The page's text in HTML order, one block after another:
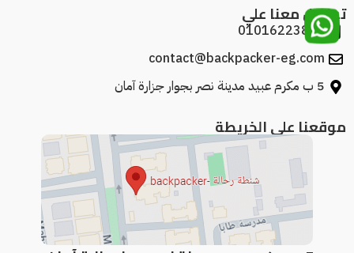
تواصل معنا علي
01016223886
contact@backpacker-eg.com
5 ب مكرم عبيد مدينة نصر بجوار جزارة آمان
موقعنا علي الخريطة